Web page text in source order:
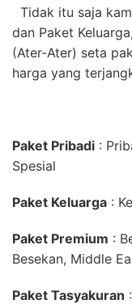
Tidak itu saja
dan Paket
(Ater-Ater) seta
harga yang
Paket Pribadi :
Spesial
Paket Keluarga :
Paket Premium :
Besekan, Middle
Paket Tasyakuran